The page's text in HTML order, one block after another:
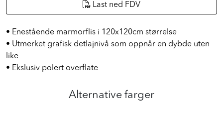
Last ned FDV
• Enestående marmorflis i 120x120cm størrelse
• Utmerket grafisk detlajnivå som oppnår en dybde uten
like
• Ekslusiv polert overflate
Alternative farger